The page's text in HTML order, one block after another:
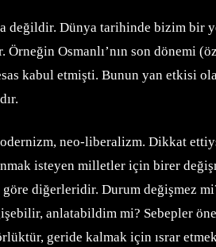
Dünya tarihinde bizim bir
Osmanlı’nın son dönemi
kabul etmişti. Bunun yan etkisi
neo-liberalizm. Dikkat
isteyen milletler için birer
diğerleridir. Durum değişmez
anlatabildim mi? Sebepler
geride kalmak için ısrar